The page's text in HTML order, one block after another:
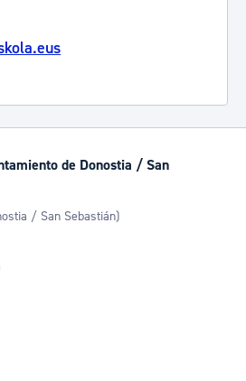
de Donostia / San
/ San Sebastián)